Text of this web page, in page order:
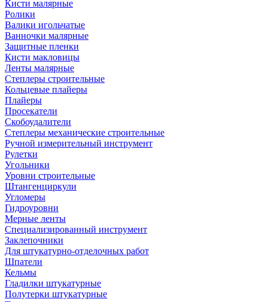
Кисти малярные
Ролики
Валики игольчатые
Ванночки малярные
Защитные пленки
Кисти макловицы
Ленты малярные
Степлеры строительные
Кольцевые плайеры
Плайеры
Просекатели
Скобоудалители
Степлеры механические строительные
Ручной измерительный инструмент
Рулетки
Угольники
Уровни строительные
Штангенциркули
Угломеры
Гидроуровни
Мерные ленты
Специализированный инструмент
Заклепочники
Для штукатурно-отделочных работ
Шпатели
Кельмы
Гладилки штукатурные
Полутерки штукатурные